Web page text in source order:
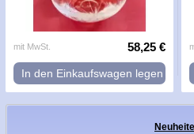
mit MwSt. 58,25 €
In den Einkaufswagen legen